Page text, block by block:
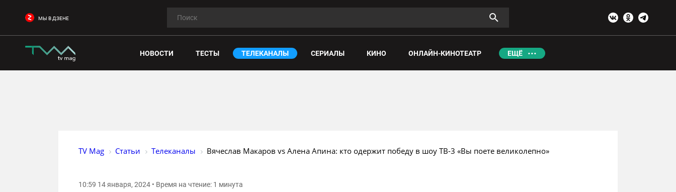
МЫ В ДЗЕНЕ
НОВОСТИ ТЕСТЫ ТЕЛЕКАНАЛЫ СЕРИАЛЫ КИНО ОНЛАЙН-КИНОТЕАТР ЕЩЁ
TV Mag Статьи Телеканалы Вячеслав Макаров vs Алена Апина: кто одержит победу в шоу ТВ-3 «Вы поете великолепно»
10:59 14 января, 2024 • Время на чтение: 1 минута